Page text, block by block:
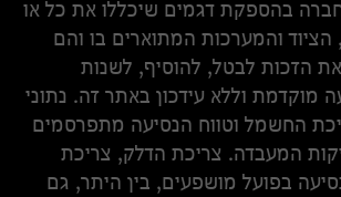
בהספקת דגמים שיכללו את כל או
והמערכות המתוארים בו והם
הזכות לבטל, להוסיף, לשנות
מוקדמת וללא עידכון באתר זה. נתוני
החשמל וטווח הנסיעה מתפרסמים
המעבדה. צריכת הדלק, צריכת
בפועל מושפעים, בין היתר, גם